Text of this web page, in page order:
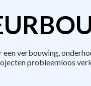
verbouwing,
probleemloos